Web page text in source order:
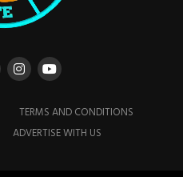
TERMS AND CONDITIONS
ADVERTISE WITH US